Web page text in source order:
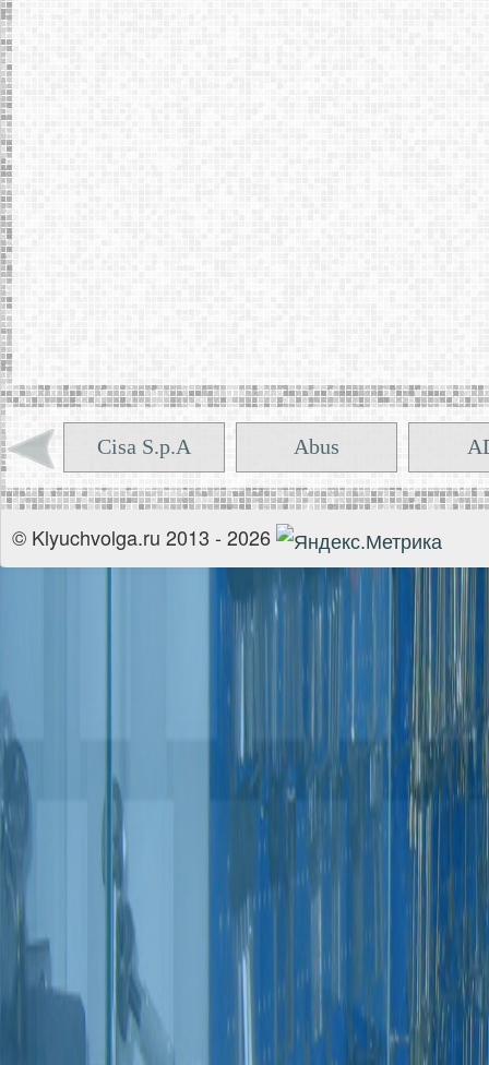
Cisa S.p.A Abus
Пенза Ульяновск
GHE GM
© Klyuchvolga.ru 2013 - 2026